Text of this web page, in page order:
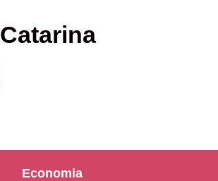
Economia